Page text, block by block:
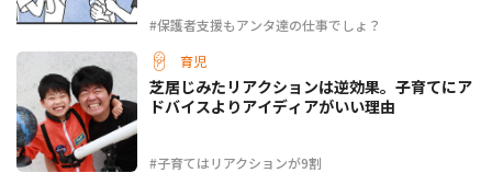
#保護者支援もアンタ達の仕事でしょ？
育児
#子育てはリアクションが9割
芝居じみたリアクションは逆効果。子育てにア
ドバイスよりアイディアがいい理由